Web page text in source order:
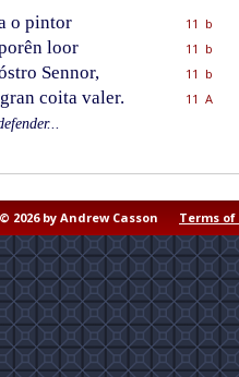
o pintor
11 b
loor
11 b
Sennor,
11 b
coita valer.
11 A
by Andrew Casson Terms of